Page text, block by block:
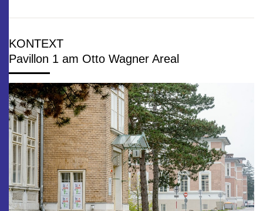
KONTEXT
Pavillon 1 am Otto Wagner Areal